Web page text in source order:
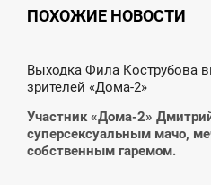
ПОХОЖИЕ НОВОСТИ
Выходка Фила Кострубова
зрителей «Дома-2»
Участник «Дома-2»
суперсексуальным мачо,
собственным гаремом.